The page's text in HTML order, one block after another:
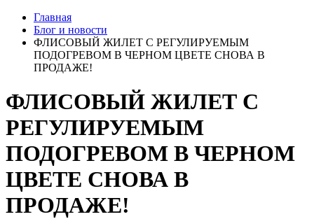
Главная
Блог и новости
ФЛИСОВЫЙ ЖИЛЕТ С РЕГУЛИРУЕМЫМ
ПОДОГРЕВОМ В ЧЕРНОМ ЦВЕТЕ СНОВА В
ПРОДАЖЕ!
ФЛИСОВЫЙ ЖИЛЕТ С
РЕГУЛИРУЕМЫМ
ПОДОГРЕВОМ В ЧЕРНОМ
ЦВЕТЕ СНОВА В
ПРОДАЖЕ!